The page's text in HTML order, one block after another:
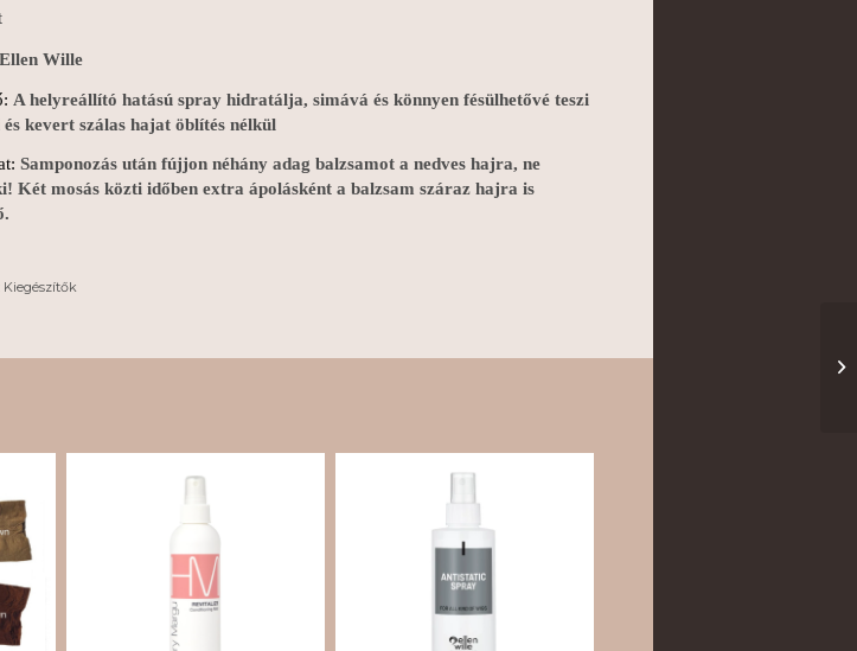
Ellen Wille
A helyreállító hatású spray hidratálja, simává és könnyen fésülhetővé teszi
kevert szálas hajat öblítés nélkül
Samponozás után fújjon néhány adag balzsamot a nedves hajra, ne
Két mosás közti időben extra ápolásként a balzsam száraz hajra is
Kiegészítők